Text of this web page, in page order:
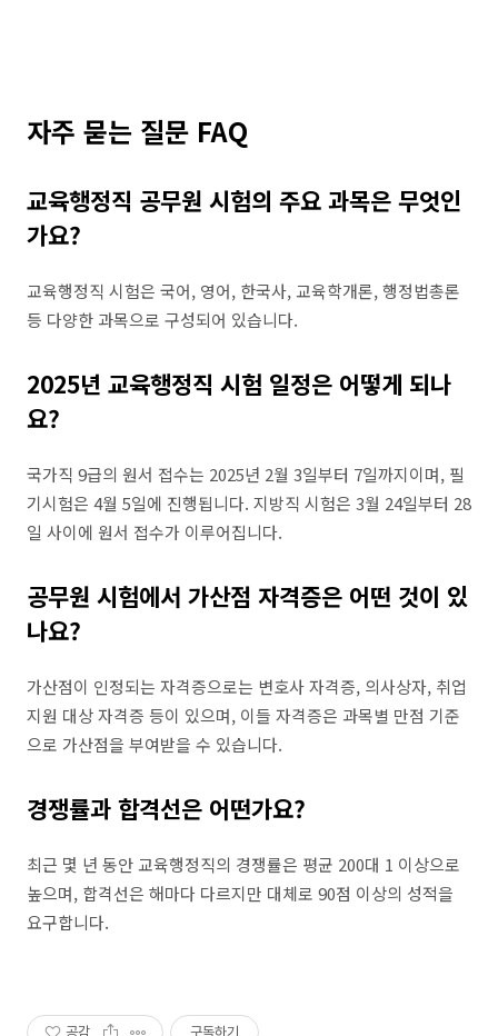
자주 묻는 질문 FAQ
교육행정직 공무원 시험의 주요 과목은 무엇인
가요?
교육행정직 시험은 국어, 영어, 한국사, 교육학개론, 행정법총론
등 다양한 과목으로 구성되어 있습니다.
2025년 교육행정직 시험 일정은 어떻게 되나
요?
국가직 9급의 원서 접수는 2025년 2월 3일부터 7일까지이며, 필
기시험은 4월 5일에 진행됩니다. 지방직 시험은 3월 24일부터 28
일 사이에 원서 접수가 이루어집니다.
공무원 시험에서 가산점 자격증은 어떤 것이 있
나요?
가산점이 인정되는 자격증으로는 변호사 자격증, 의사상자, 취업
지원 대상 자격증 등이 있으며, 이들 자격증은 과목별 만점 기준
으로 가산점을 부여받을 수 있습니다.
경쟁률과 합격선은 어떤가요?
최근 몇 년 동안 교육행정직의 경쟁률은 평균 200대 1 이상으로
높으며, 합격선은 해마다 다르지만 대체로 90점 이상의 성적을
요구합니다.
공감 구독하기